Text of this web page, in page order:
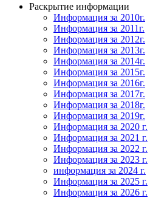
Раскрытие информации
Информация за 2010г.
Информация за 2011г.
Информация за 2012г.
Информация за 2013г.
Информация за 2014г.
Информация за 2015г.
Информация за 2016г.
Информация за 2017г.
Информация за 2018г.
Информация за 2019г.
Информация за 2020 г.
Информация за 2021 г.
Информация за 2022 г.
Информация за 2023 г.
информация за 2024 г.
Информация за 2025 г.
Информация за 2026 г.